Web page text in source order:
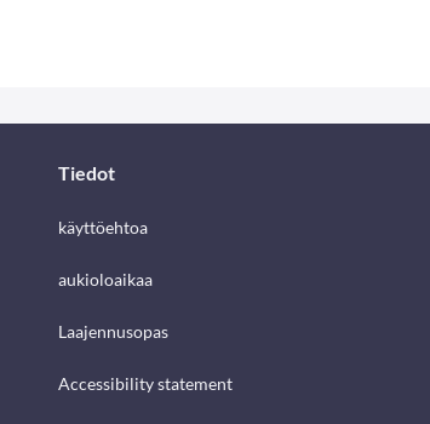
Tiedot
käyttöehtoa
aukioloaikaa
Laajennusopas
Accessibility statement